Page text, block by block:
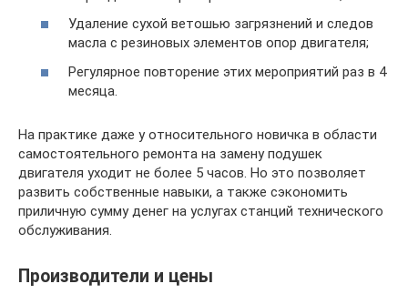
Удаление сухой ветошью загрязнений и следов
масла с резиновых элементов опор двигателя;
Регулярное повторение этих мероприятий раз в 4
месяца.
На практике даже у относительного новичка в области
самостоятельного ремонта на замену подушек
двигателя уходит не более 5 часов. Но это позволяет
развить собственные навыки, а также сэкономить
приличную сумму денег на услугах станций технического
обслуживания.
Производители и цены